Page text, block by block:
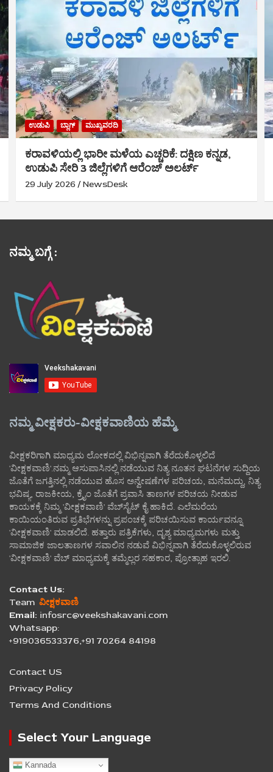
ಉಡುಪಿ ಬ್ಲಾಗ್ ಮುಖ್ಯವರದಿ
ಕರಾವಳಿಯಲ್ಲಿ ಭಾರೀ ಮಳೆಯ ಎಚ್ಚರಿಕೆ: ದಕ್ಷಿಣ ಕನ್ನಡ,
ಉಡುಪಿ ಸೇರಿ 3 ಜಿಲ್ಲೆಗಳಿಗೆ ಆರೆಂಜ್ ಅಲರ್ಟ್
29 July 2026 NewsDesk
ನಮ್ಮ ಬಗ್ಗೆ :
ನಮ್ಮ ವೀಕ್ಷಕರು-ವೀಕ್ಷಕವಾಣಿಯ ಹೆಮ್ಮೆ
ವೀಕ್ಷಕರಿಗಾಗಿ ಮಾಧ್ಯಮ ಲೋಕದಲ್ಲಿ ವಿಭಿನ್ನವಾಗಿ ತೆರೆದುಕೊಳ್ಳಲಿದೆ
'ವೀಕ್ಷಕವಾಣಿ'.ನಮ್ಮ ಆಸುಪಾಸಿನಲ್ಲಿ ನಡೆಯುವ ನಿತ್ಯ ನೂತನ ಘಟನೆಗಳ ಸುದ್ದಿಯ
ಜೊತೆಗೆ ಜಗತ್ತಿನಲ್ಲಿ ನಡೆಯುವ ಹೊಸ ಅನ್ವೇಷಣೆಗಳ ಪರಿಚಯ, ಮನೆಮದ್ದು, ನಿತ್ಯ
ಭವಿಷ್ಯ, ರಾಜಕೀಯ, ಕ್ರೈಂ ಜೊತೆಗೆ ಪ್ರವಾಸಿ ತಾಣಗಳ ಪರಿಚಯ ನೀಡುವ
ಕಾಯಕಕ್ಕೆ ನಿಮ್ಮ 'ವೀಕ್ಷಕವಾಣಿ' ವೆಬ್‌ಸೈಟ್‌ ಕೈ ಹಾಕಿದೆ. ಎಲೆಮರೆಯ
ಕಾಯಿಯಂತಿರುವ ಪ್ರತಿಭೆಗಳನ್ನು ಪ್ರಪಂಚಕ್ಕೆ ಪರಿಚಯಿಸುವ ಕಾರ್ಯವನ್ನೂ
'ವೀಕ್ಷಕವಾಣಿ' ಮಾಡಲಿದೆ. ಹತ್ತಾರು ಪತ್ರಿಕೆಗಳು, ದೃಶ್ಯ ಮಾಧ್ಯಮಗಳು ಮತ್ತು
ಸಾಮಾಜಿಕ ಜಾಲತಾಣಗಳ ಸವಾಲಿನ ನಡುವೆ ವಿಭಿನ್ನವಾಗಿ ತೆರೆದುಕೊಳ್ಳಲಿರುವ
'ವೀಕ್ಷಕವಾಣಿ' ವೆಬ್ ಮಾಧ್ಯಮಕ್ಕೆ ತಮ್ಮೆಲ್ಲರ ಸಹಕಾರ, ಪ್ರೋತ್ಸಾಹ ಇರಲಿ.
Contact Us:
Team ವೀಕ್ಷಕವಾಣಿ
Email: infosrc@veekshakavani.com
Whatsapp:
+919036533376,+91 70264 84198
Contact US
Privacy Policy
Terms And Conditions
Select Your Language
Kannada